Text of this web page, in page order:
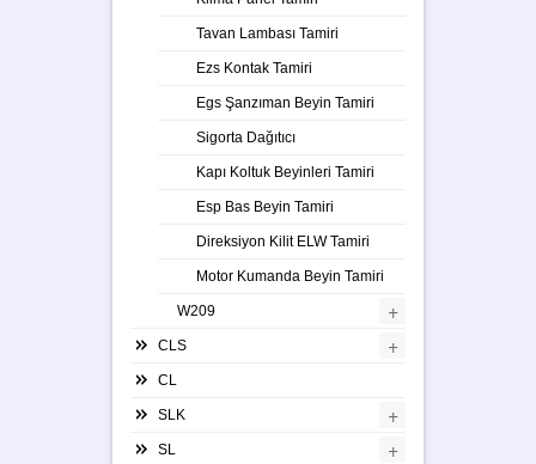
Tavan Lambası Tamiri
Ezs Kontak Tamiri
Egs Şanzıman Beyin Tamiri
Sigorta Dağıtıcı
Kapı Koltuk Beyinleri Tamiri
Esp Bas Beyin Tamiri
Direksiyon Kilit ELW Tamiri
Motor Kumanda Beyin Tamiri
W209 +
CLS +
CL
SLK +
SL +